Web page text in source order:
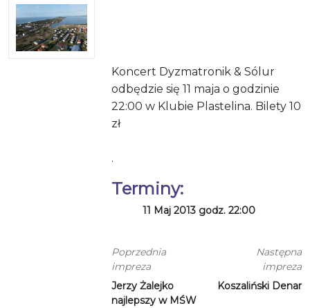
Koncert Dyzmatronik & Sólur
odbędzie się 11 maja o godzinie
22:00 w Klubie Plastelina. Bilety 10
zł
.
Terminy:
11 Maj 2013 godz. 22:00
Poprzednia
impreza
Jerzy Żalejko
najlepszy w MŚW
Następna
impreza
Koszaliński Denar